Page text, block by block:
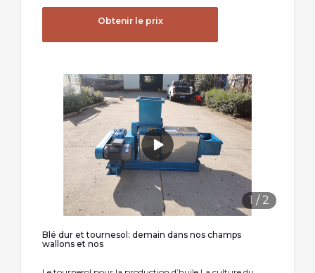
Obtenir le prix
1 / 2
Blé dur et tournesol: demain dans nos champs
wallons et nos